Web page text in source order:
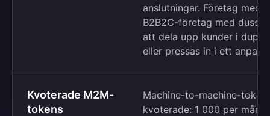
anslutningar. Företag med
B2B2C-företag med
att dela upp kunder i
eller pressas in i ett
Kvoterade M2M-
tokens
Machine-to-machine-
kvoterade: 1 000 per